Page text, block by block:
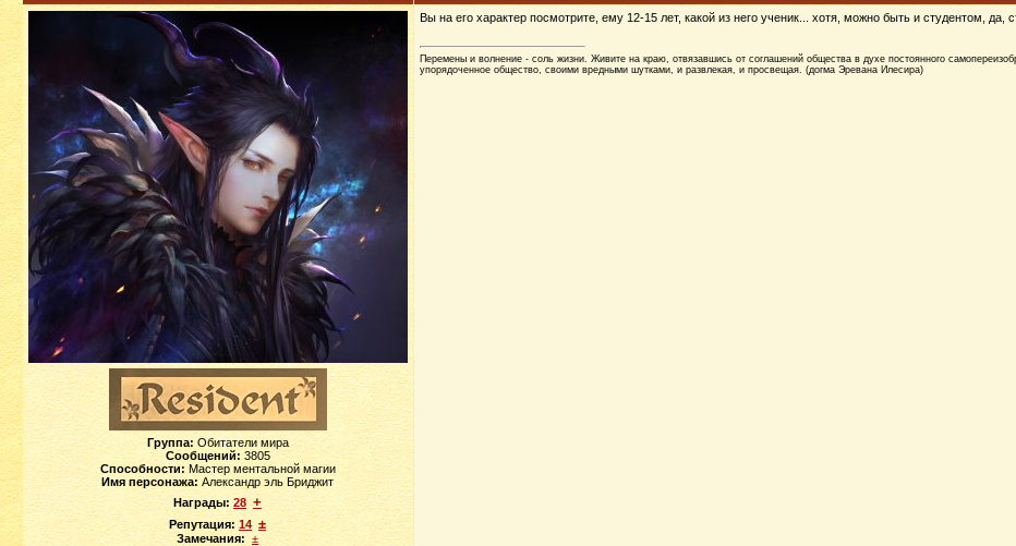
Группа: Обитатели мира
Сообщений: 3805
Способности: Мастер ментальной магии
Имя персонажа: Александр эль Бриджит
Награды: 28 +
Репутация: 14 ±
Замечания: ±
Вы на его характер посмотрите, ему 12-15 лет, какой из него ученик... хотя, можно быть и студентом, да,
Перемены и волнение - соль жизни. Живите на краю, отвязавшись от соглашений общества в духе постоянного
упорядоченное общество, своими вредными шутками, и развлекая, и просвещая. (догма Эревана Илесира)